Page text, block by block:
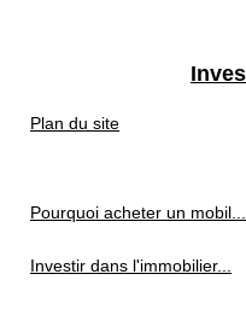
Plan du site
Pourquoi acheter un mobil...
Investir dans l'immobilier...